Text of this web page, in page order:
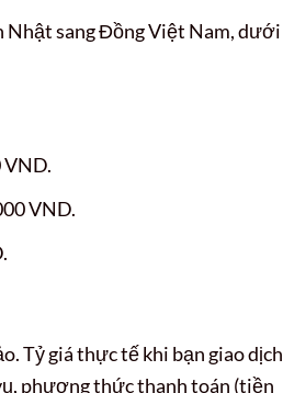
Nhật sang Đồng Việt Nam, dưới
VND.
VND.
Tỷ giá thực tế khi bạn giao dịch
phương thức thanh toán (tiền